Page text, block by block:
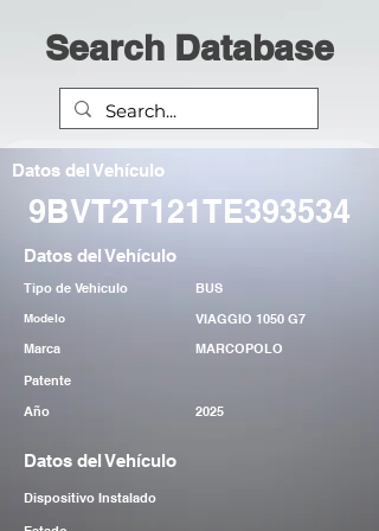
Search Database
Datos del Vehículo
9BVT2T121TE393534
Datos del Vehículo
Tipo de Vehiculo BUS
Modelo
VIAGGIO 1050 G7
Marca
MARCOPOLO
Patente
Año
2025
Datos del Vehículo
Dispositivo Instalado